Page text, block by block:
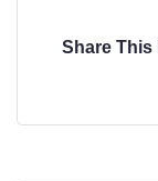
Share This